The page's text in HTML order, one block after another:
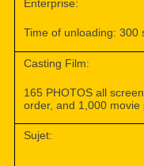
Enterprise:
Time of unloading: 300
Casting Film:
165 PHOTOS all
order, and 1,000
Sujet: